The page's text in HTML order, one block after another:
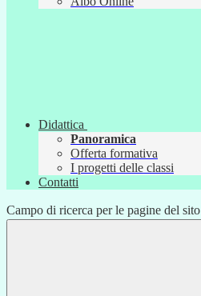
Didattica
Panoramica
Offerta formativa
I progetti delle classi
Contatti
Campo di ricerca per le pagine del sito